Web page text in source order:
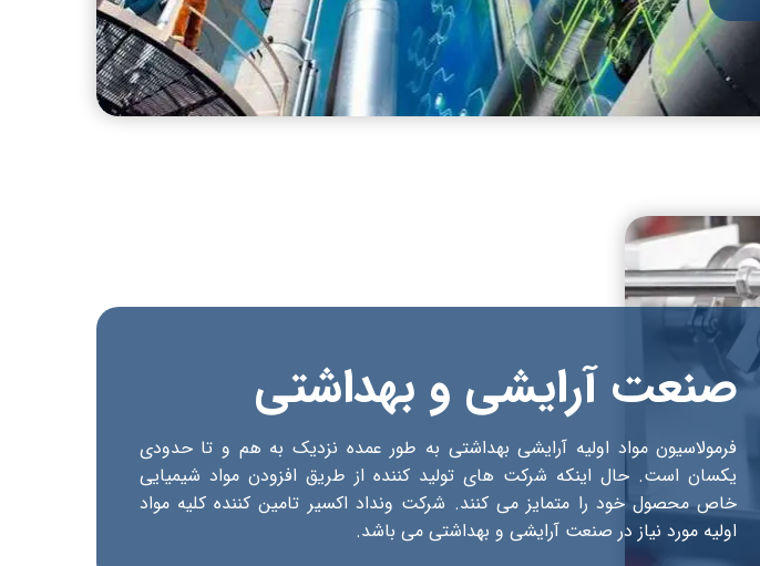
فرمولاسیون مواد اولیه آرایشی بهداشتی به طور عمده نزدیک به هم و تا حدودی
یکسان است. حال اینکه شرکت های تولید کننده از طریق افزودن مواد شیمیایی
خاص محصول خود را متمایز می کنند. شرکت ونداد اکسیر تامین کننده کلیه مواد
اولیه مورد نیاز در صنعت آرایشی و بهداشتی می باشد.​​​​​​​
صنعت آرایشی و بهداشتی